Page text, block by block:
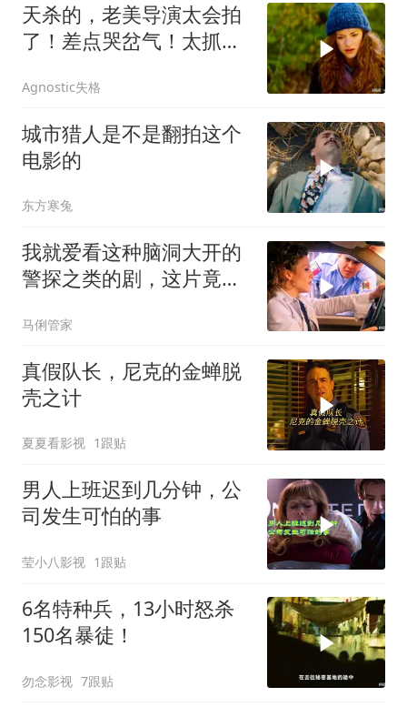
天杀的，老美导演太会拍
了！差点哭岔气！太抓心
Agnostic失格
城市猎人是不是翻拍这个
电影的
东方寒兔
我就爱看这种脑洞大开的
警探之类的剧，这片竟然
马俐管家
真假队长，尼克的金蝉脱
壳之计
夏夏看影视 1跟贴
男人上班迟到几分钟，公
司发生可怕的事
莹小八影视 1跟贴
6名特种兵，13小时怒杀
150名暴徒！
勿念影视 7跟贴